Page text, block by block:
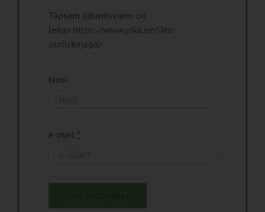
Täpsem liitumisvorm on
leitav https://www.pikk.ee/liitu-
uudiskirjaga/
Nimi
e-mail *